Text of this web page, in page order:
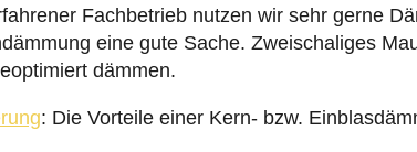
Fachbetrieb nutzen wir sehr gerne
eine gute Sache. Zweischaliges
dämmen.
: Die Vorteile einer Kern- bzw.